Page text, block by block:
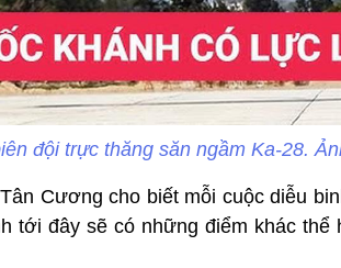
đội trực thăng săn ngầm Ka-28.
Cương cho biết mỗi cuộc diễu
tới đây sẽ có những điểm khác